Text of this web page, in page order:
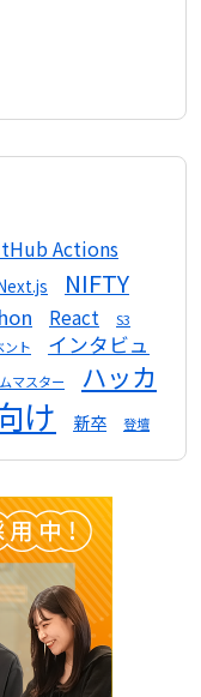
Actions
NIFTY
React S3
ント
インタビュ
マスター
ハッカ
け 新卒 登壇